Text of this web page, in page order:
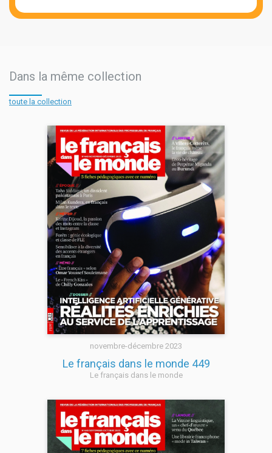
Dans la même collection
toute la collection
novembre-décembre 2023
Le français dans le monde 449
Le français dans le monde